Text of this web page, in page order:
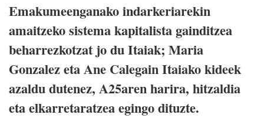
Emakumeenganako indarkeriarekin
amaitzeko sistema kapitalista gainditzea
beharrezkotzat jo du Itaiak; Maria
Gonzalez eta Ane Calegain Itaiako kideek
azaldu dutenez, A25aren harira, hitzaldia
eta elkarretaratzea egingo dituzte.